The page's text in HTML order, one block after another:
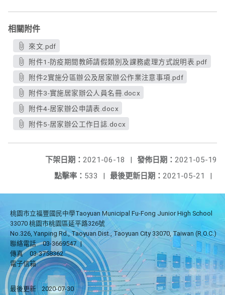
相關附件
來文.pdf
附件1-防疫期間教師請假類別及課務處理方式說明表.pdf
附件2實施分區辦公及居家辦公作業注意事項.pdf
附件3-實施居家辦公人員名冊.docx
附件4-居家辦公申請表.docx
附件5-居家辦公工作日誌.docx
發佈日期： 2021-05-19
下架日期： 2021-06-18
|
最後更新日期： 2021-05-21 |
點擊率： 533 |
桃園市立福豐國民中學Taoyuan Municipal Fu-Fong Junior High School
33070 桃園市桃園區延平路326號
No.326, Yanping Rd., Taoyuan Dist., Taoyuan City 33070, Taiwan (R.O.C.)
聯絡電話
03-3669547 |
傳真
03-3758362
電子信箱
最後更新 2020-07-30